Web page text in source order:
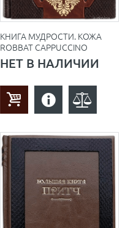
КНИГА МУДРОСТИ. КОЖА
ROBBAT CAPPUCCINO
НЕТ В НАЛИЧИИ